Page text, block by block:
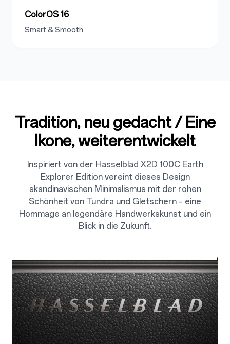
ColorOS 16
Smart & Smooth
Tradition, neu gedacht / Eine
Ikone, weiterentwickelt
Inspiriert von der Hasselblad X2D 100C Earth
Explorer Edition vereint dieses Design
skandinavischen Minimalismus mit der rohen
Schönheit von Tundra und Gletschern – eine
Hommage an legendäre Handwerkskunst und ein
Blick in die Zukunft.